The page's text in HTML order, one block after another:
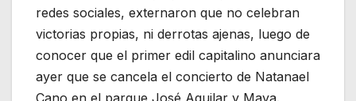
redes sociales, externaron que no celebran
victorias propias, ni derrotas ajenas, luego de
conocer que el primer edil capitalino anunciara
ayer que se cancela el concierto de Natanael